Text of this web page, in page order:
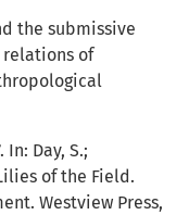
the submissive
relations of
Day, S.;
of the Field.
Westview Press,